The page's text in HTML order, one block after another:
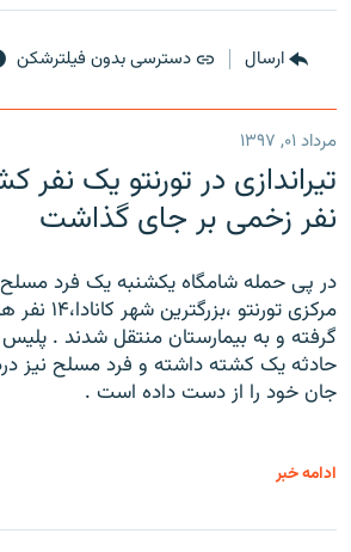
ارسال دسترسی بدون فیلترشکن
مرداد ۰۱, ۱۳۹۷
نفر زخمی بر جای گذاشت
در پی حمله شامگاه یکشنبه یک فرد
مرکزی تورنتو
گرفته و به بیمارستان منتقل شدند .
حادثه یک کشته داشته و فرد مسلح نیز
جان خود را از دست داده است .
ادامه خبر